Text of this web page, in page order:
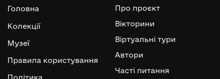
Головна
Колекції
Музеї
Правила користування
Про проєкт
Вікторини
Віртуальні тури
Автори
Часті питання